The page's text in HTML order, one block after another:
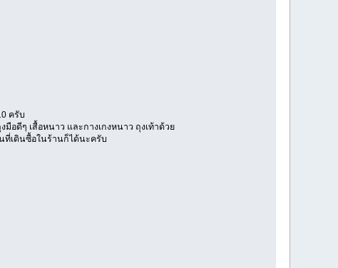
ครับ
อดีๆ เสื้อหนาว และกางเกงหนาว ถุงเท้าด้วย
ที่เดินซื้อในร้านก็ได้นะครับ